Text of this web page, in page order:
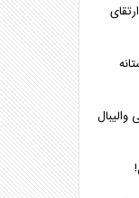
ملی والیبال